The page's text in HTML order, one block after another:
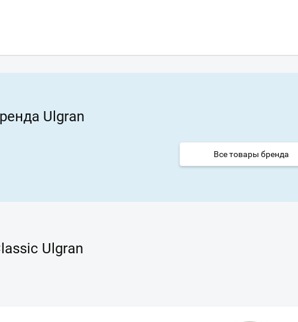
Ulgran
Все товары бренда
Ulgran